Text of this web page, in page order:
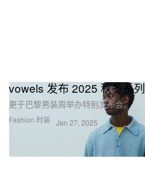
Fashion 时装
vowels 发布 2025 秋冬系
更于巴黎男装周举办特别发布会。
Jan 27, 2025